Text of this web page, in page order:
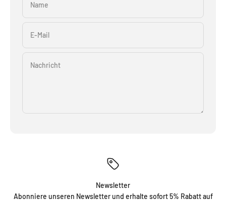
Name
E-Mail
Nachricht
Newsletter
Abonniere unseren Newsletter und erhalte sofort 5% Rabatt auf